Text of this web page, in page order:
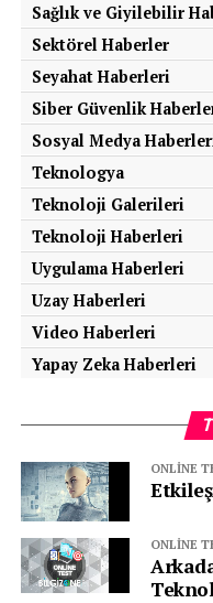
Sağlık ve Giyilebilir
Sektörel Haberler
Seyahat Haberleri
Siber Güvenlik
Sosyal Medya
Teknologya
Teknoloji Galerileri
Teknoloji Haberleri
Uygulama Haberleri
Uzay Haberleri
Video Haberleri
Yapay Zeka Haberleri
ONLINE
ONLINE